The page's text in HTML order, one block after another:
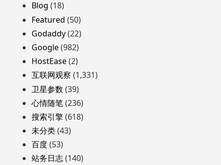
页
脚
Blog (18)
Featured (50)
Godaddy(22)
Google(982)
HostEase(2)
互联网观察 (1,331)
卫星参数 (39)
心情随笔(236)
搜索引擎(618)
未分类(43)
百度(53)
站务日志(140)